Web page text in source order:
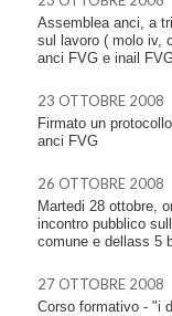
Assemblea anci, a
sul lavoro ( molo iv,
anci FVG e inail
23 OTTOBRE 2008
Firmato un
anci FVG
26 OTTOBRE 2008
Martedi 28 ottobre,
incontro pubblico
comune e dellass 5
27 OTTOBRE 2008
Corso formativo - "i